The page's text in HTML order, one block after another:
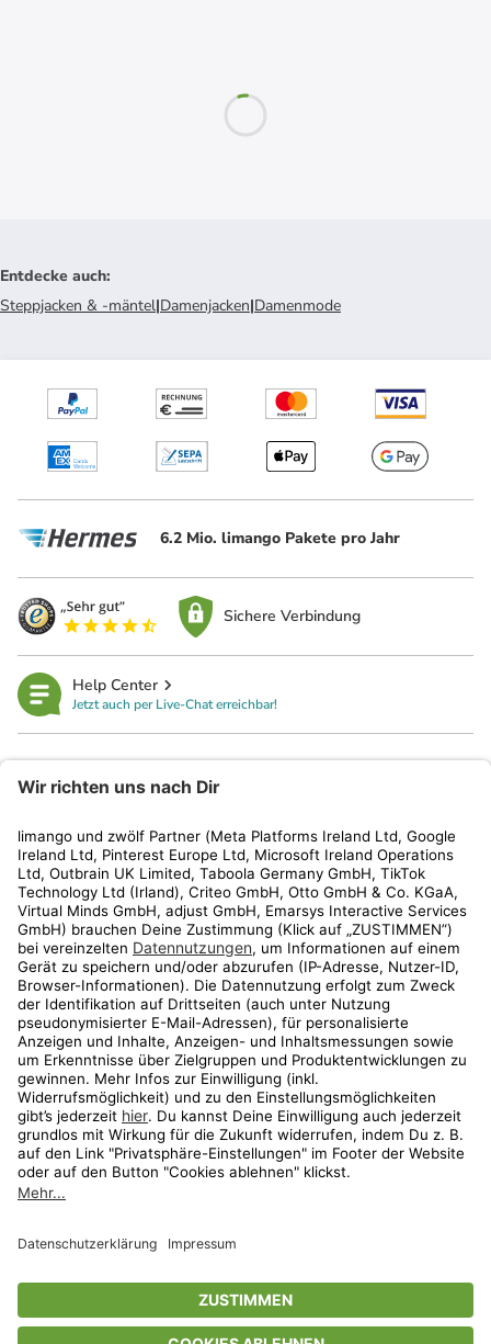
Entdecke auch:
Steppjacken & -mäntel|Damenjacken|Damenmode
6.2 Mio. limango Pakete pro Jahr
Sichere Verbindung
Help Center
Jetzt auch per Live-Chat erreichbar!
Kundenservice
Shop
Aktionen
Travel
* Streichpreise entsprechen der unverbindlichen Preisempfehlung des
Herstellers. Prozentangaben beziehen sich auf den Streichpreis.